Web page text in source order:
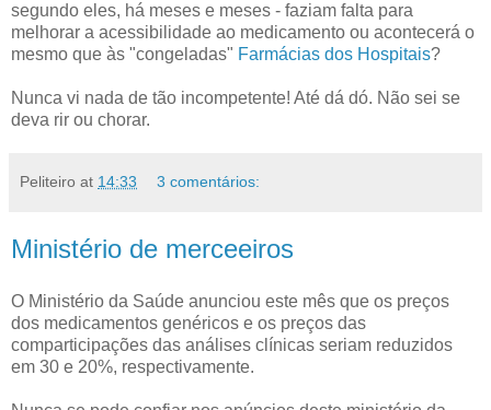
segundo eles, há meses e meses - faziam falta para
melhorar a acessibilidade ao medicamento ou acontecerá o
mesmo que às "congeladas" Farmácias dos Hospitais?
Nunca vi nada de tão incompetente! Até dá dó. Não sei se
deva rir ou chorar.
Peliteiro at 14:33 3 comentários:
Ministério de merceeiros
O Ministério da Saúde anunciou este mês que os preços
dos medicamentos genéricos e os preços das
comparticipações das análises clínicas seriam reduzidos
em 30 e 20%, respectivamente.